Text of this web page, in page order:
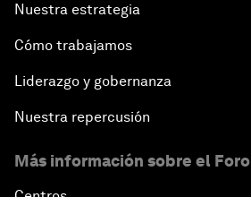
Nuestra estrategia
Cómo trabajamos
Liderazgo y gobernanza
Nuestra repercusión
Más información sobre el Foro